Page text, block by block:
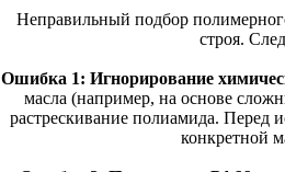
Неправильный подбор
строя.
Ошибка 1: Игнорирование
масла (например, на основе
растрескивание полиамида. Перед
конкретной